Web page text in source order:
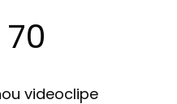
videoclipe